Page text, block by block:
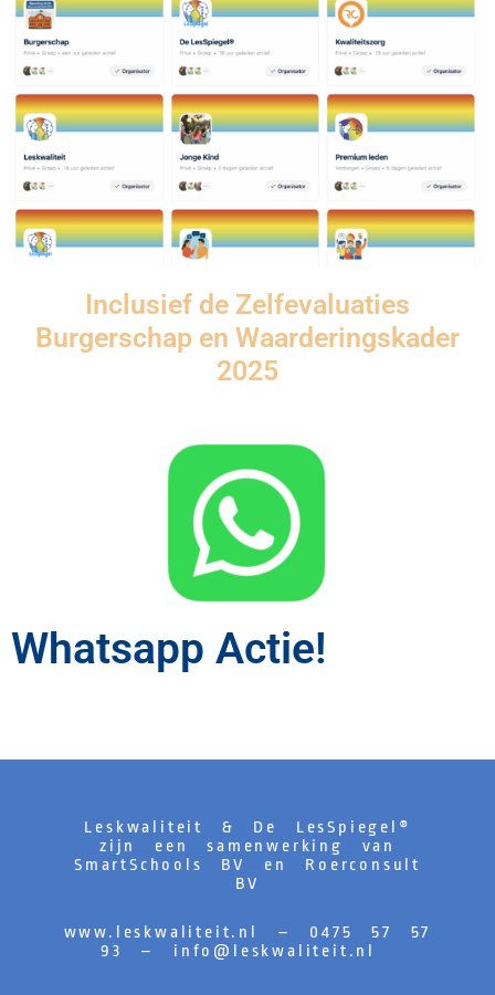
Inclusief de Zelfevaluaties
Burgerschap en Waarderingskader
2025
Whatsapp Actie!
Leskwaliteit & De LesSpiegel®
zijn een samenwerking van
SmartSchools BV en Roerconsult
BV
www.leskwaliteit.nl – 0475 57 57
93 – info@leskwaliteit.nl